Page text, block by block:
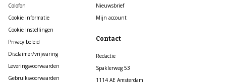
Colofon
Cookie informatie
Cookie Instellingen
Privacy beleid
Disclaimer/vrijwaring
Leveringsvoorwaarden
Gebruiksvoorwaarden
Nieuwsbrief
Mijn account
Contact
Redactie
Spaklerweg 53
1114 AE Amsterdam